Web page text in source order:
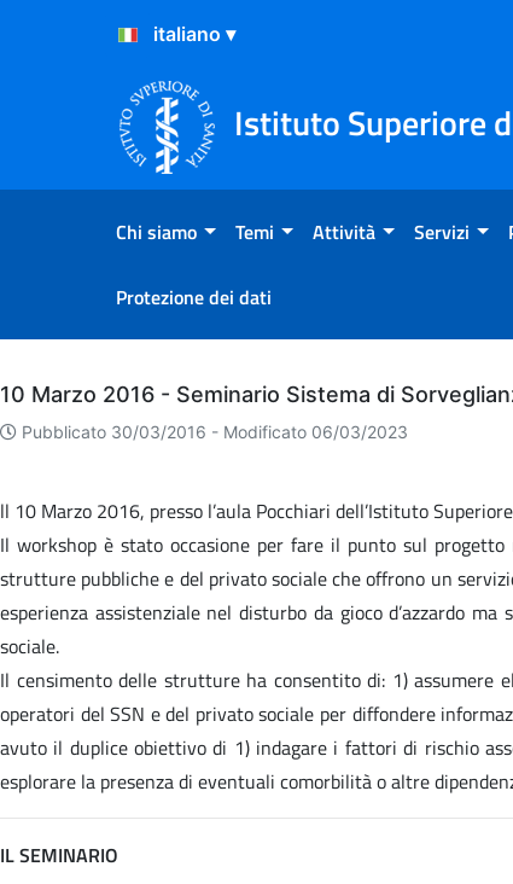
Salta al Contenuto
Salta al Footer
Istituto Superiore
Chi siamo Temi Attività Servizi
Protezione dei dati
Archivio
10 Marzo 2016 - Seminario Sistema di
Pubblicato 30/03/2016 - Modificato 06/03/2023
ll 10 Marzo 2016, presso l’aula Pocchiari dell’Istituto
Il workshop è stato occasione per fare il punto sul
strutture pubbliche e del privato sociale che offrono un
esperienza assistenziale nel disturbo da gioco d’azzardo
sociale.
Il censimento delle strutture ha consentito di: 1)
operatori del SSN e del privato sociale per diffondere
avuto il duplice obiettivo di 1) indagare i fattori di rischio
esplorare la presenza di eventuali comorbilità o altre
IL SEMINARIO